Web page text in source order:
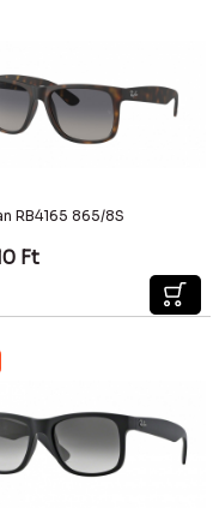
RB4165 865/8S
Ft